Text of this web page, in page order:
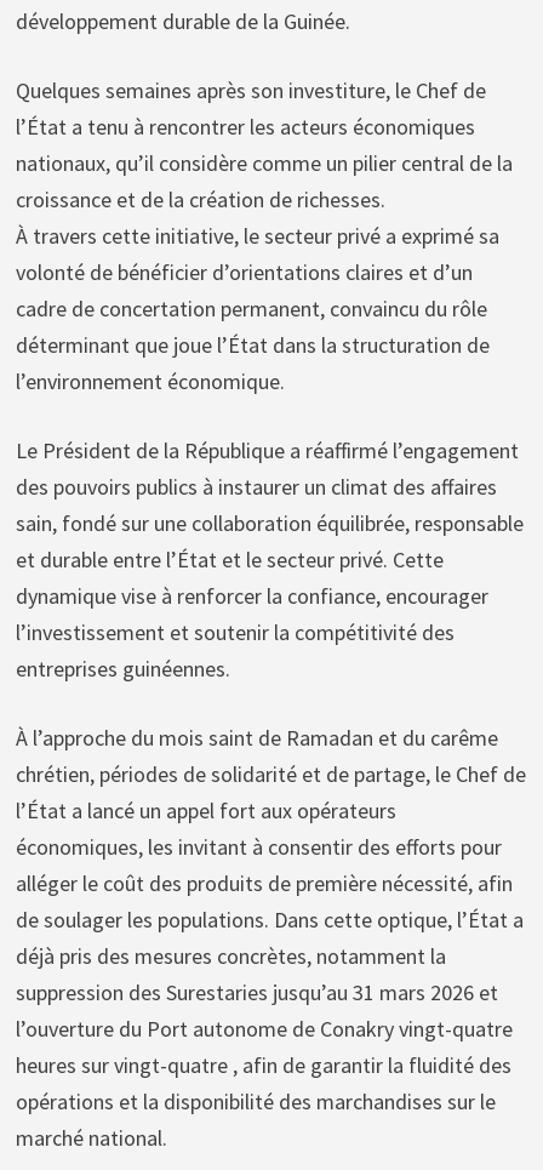
développement durable de la Guinée.
Quelques semaines après son investiture, le Chef de
l’État a tenu à rencontrer les acteurs économiques
nationaux, qu’il considère comme un pilier central de la
croissance et de la création de richesses.
À travers cette initiative, le secteur privé a exprimé sa
volonté de bénéficier d’orientations claires et d’un
cadre de concertation permanent, convaincu du rôle
déterminant que joue l’État dans la structuration de
l’environnement économique.
Le Président de la République a réaffirmé l’engagement
des pouvoirs publics à instaurer un climat des affaires
sain, fondé sur une collaboration équilibrée, responsable
et durable entre l’État et le secteur privé. Cette
dynamique vise à renforcer la confiance, encourager
l’investissement et soutenir la compétitivité des
entreprises guinéennes.
À l’approche du mois saint de Ramadan et du carême
chrétien, périodes de solidarité et de partage, le Chef de
l’État a lancé un appel fort aux opérateurs
économiques, les invitant à consentir des efforts pour
alléger le coût des produits de première nécessité, afin
de soulager les populations. Dans cette optique, l’État a
déjà pris des mesures concrètes, notamment la
suppression des Surestaries jusqu’au 31 mars 2026 et
l’ouverture du Port autonome de Conakry vingt-quatre
heures sur vingt-quatre , afin de garantir la fluidité des
opérations et la disponibilité des marchandises sur le
marché national.